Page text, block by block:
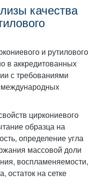
качества
и рутилового
в аккредитованных
с требованиями
международных
циркониевого
образца на
определение угла
массовой доли
воспламеняемости,
остаток на сетке